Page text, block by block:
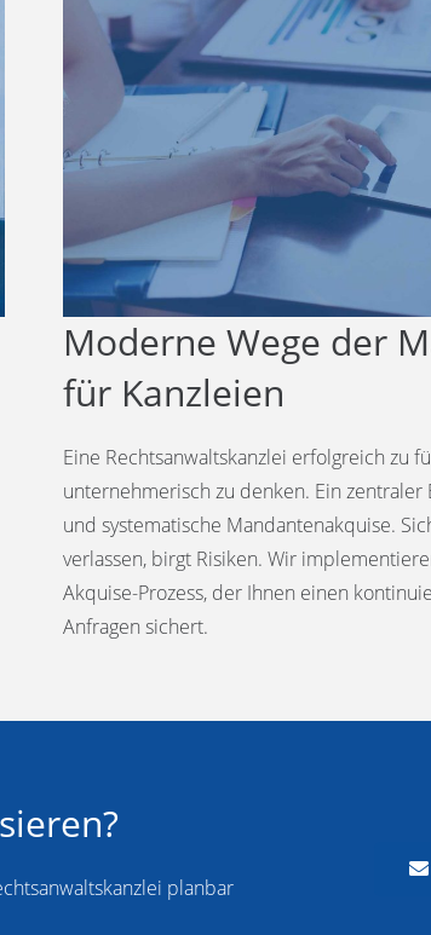
Moderne Wege der
für Kanzleien
Eine Rechtsanwaltskanzlei erfolgreich zu
unternehmerisch zu denken. Ein
und systematische Mandantenakquise.
verlassen, birgt Risiken. Wir
Akquise-Prozess, der Ihnen einen
Anfragen sichert.
planbar